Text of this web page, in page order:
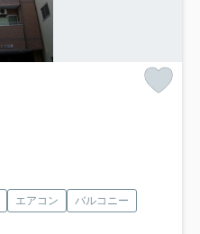
エアコン
バルコニー